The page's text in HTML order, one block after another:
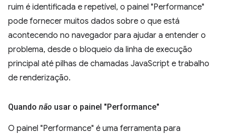
ruim é identificada e repetível, o painel "Performance"
pode fornecer muitos dados sobre o que está
acontecendo no navegador para ajudar a entender o
problema, desde o bloqueio da linha de execução
principal até pilhas de chamadas JavaScript e trabalho
de renderização.
Quando não usar o painel "Performance"
O painel "Performance" é uma ferramenta para